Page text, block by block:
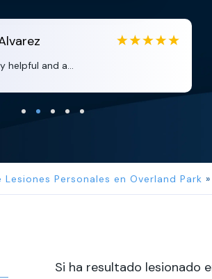
helpful and ve...
Personales en Overland Park »
Si ha resultado lesionado